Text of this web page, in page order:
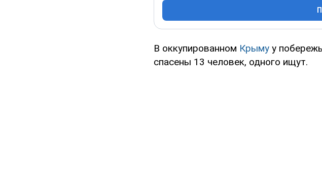
В оккупированном Крыму у
спасены 13 человек, одного ищут.